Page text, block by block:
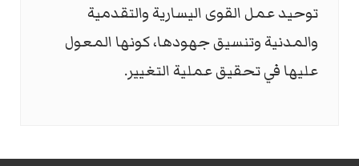
توحيد عمل القوى اليسارية والتقدمية
والمدنية وتنسيق جهودها، كونها المعول
عليها في تحقيق عملية التغيير.